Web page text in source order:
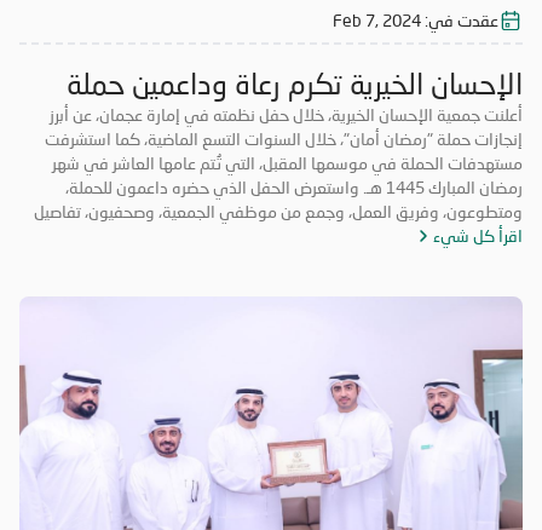
عقدت في: Feb 7, 2024
الإحسان الخيرية تكرم رعاة وداعمين حملة
(رمضان أمان 9)
أعلنت جمعية الإحسان الخيرية، خلال حفل نظمته في إمارة عجمان، عن أبرز
إنجازات حملة "رمضان أمان"، خلال السنوات التسع الماضية، كما استشرفت
مستهدفات الحملة في موسمها المقبل، التي تُتم عامها العاشر في شهر
رمضان المبارك 1445 هـ. واستعرض الحفل الذي حضره داعمون للحملة،
ومتطوعون، وفريق العمل، وجمع من موظفي الجمعية، وصحفيون، تفاصيل
حملة "رمضان أمان" خلال مواسمها السابقة، مشيرة إلى أن الحملة استقطبت
من توزيع الوجبات التي قام بها المتطوعون، إضافة إلى دور الحملة وإنجازاتها.
ورحب سعادة الشيخ راشد بن محمد بن علي بن راشد النعيمي، المدير العام
للجمعية، في كلمة ألقاها خلال الحفل، بالحضور، وقدم جزيل الشكر لكافة
الداعمين والمتطوعين وفريق العمل الذين أسهموا جميعاً في إنجاح حملة
"رمضان أمان"، مؤكداً أن ما قدموه كان كفيلاً بأن يمنح الجمعية زخماً يسهم
في توسيع نطاق عملها، ويساعدها في الوقت ذاته في أن تأخذ من الحملة
نقطة انطلاق تبني عليها مزيداً من العمل الخيري. وأكد سعادته، أن حملة
"رمضان أمان" تكمل في الموسم الرمضاني المقبل عقدها الأول، بمجموعة
اقرأ كل شيء